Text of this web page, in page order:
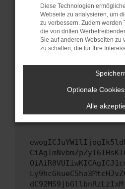
sind.
Veraltete Software birgt
Sicherheitsrisiko,
führen, dass bestimmte
unterstützt werden.
Wende dich an den
Wenn du alle oben
hast, kontaktiere uns bitte.
versuchen, das Problem
uns diesen Text schicken,
Diese Technologien
Webseite zu analysieren, um
zu verbessern. Zudem werden
die von dritten
Sie auf anderen Webseiten zu
zu schalten, die für Ihre
Optionale
Alle